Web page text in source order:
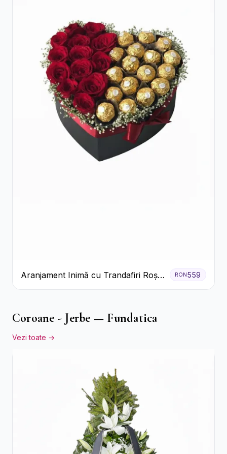
Aranjament Inimă cu Trandafiri Roșii
și Ciocolată Ferrero Rocher
RON559
Coroane - Jerbe — Fundatica
Vezi toate →